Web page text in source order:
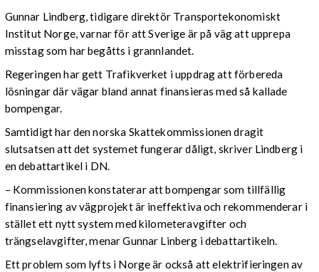
Gunnar Lindberg, tidigare direktör Transportekonomiskt
Institut Norge, varnar för att Sverige är på väg att upprepa
misstag som har begåtts i grannlandet.
Regeringen har gett Trafikverket i uppdrag att förbereda
lösningar där vägar bland annat finansieras med så kallade
bompengar.
Samtidigt har den norska Skattekommissionen dragit
slutsatsen att det systemet fungerar dåligt, skriver Lindberg i
en debattartikel i DN.
– Kommissionen konstaterar att bompengar som tillfällig
finansiering av vägprojekt är ineffektiva och rekommenderar i
stället ett nytt system med kilometeravgifter och
trängselavgifter, menar Gunnar Linberg i debattartikeln.
Ett problem som lyfts i Norge är också att elektrifieringen av